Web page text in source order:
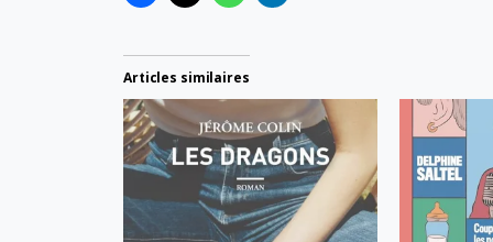
Articles similaires